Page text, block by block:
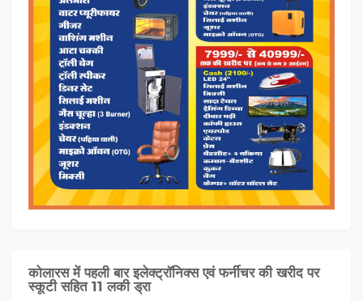
कोलारस में पहली बार इलेक्ट्रॉनिक्स एवं फर्नीचर की खरीद पर
स्कूटी सहित 11 लकी ड्रा